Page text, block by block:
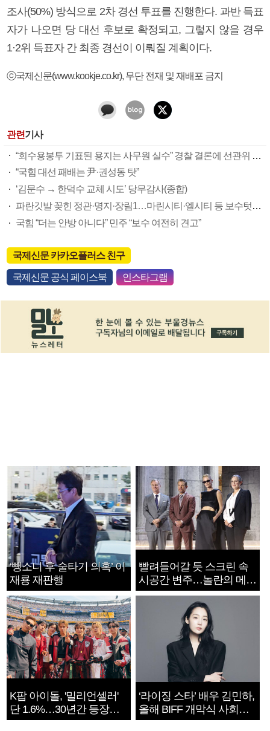
조사(50%) 방식으로 2차 경선 투표를 진행한다. 과반 득표
자가 나오면 당 대선 후보로 확정되고, 그렇지 않을 경우
1·2위 득표자 간 최종 경선이 이뤄질 계획이다.
ⓒ국제신문(www.kookje.co.kr), 무단 전재 및 재배포 금지
관련기사
“회수용봉투 기표된 용지는 사무원 실수” 경찰 결론에 선관위 부실 투표관리 도마(종합)
“국힘 대선 패배는 尹·권성동 탓”
‘김문수 → 한덕수 교체 시도’ 당무감사(종합)
파란깃발 꽂힌 정관·명지·장림1…마린시티·엘시티 등 보수텃밭도 미세변화 감지
국힘 “더는 안방 아니다” 민주 “보수 여전히 견고”
국제신문 카카오플러스 친구
국제신문 공식 페이스북 인스타그램
‘뺑소니 후 술타기 의혹’ 이
재룡 재판행
빨려들어갈 듯 스크린 속
시공간 변주…놀란의 메시
지는 ‘전쟁 속죄’
K팝 아이돌, '밀리언셀러'
단 1.6%…30년간 등장
1182개팀 전수조사
‘라이징 스타’ 배우 김민하,
올해 BIFF 개막식 사회자
확정